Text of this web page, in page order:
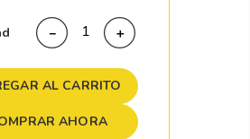
＋
－
AL CARRITO
AHORA